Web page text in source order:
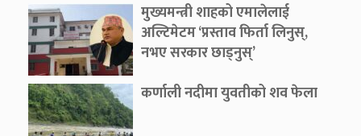
मुख्यमन्त्री शाहको एमालेलाई
अल्टिमेटम ‘प्रस्ताव फिर्ता लिनुस्,
नभए सरकार छाड्नुस्’
कर्णाली नदीमा युवतीको शव फेला